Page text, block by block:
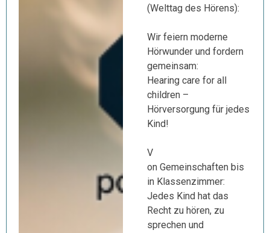
(Welttag des Hörens):
Wir feiern moderne
Hörwunder und fordern
gemeinsam:
Hearing care for all
children –
Hörversorgung für jedes
Kind!
V
on Gemeinschaften bis
in Klassenzimmer:
Jedes Kind hat das
Recht zu hören, zu
sprechen und